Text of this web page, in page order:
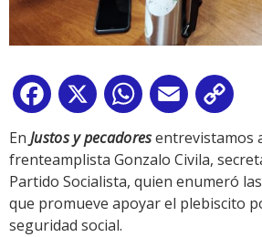
Facebook
X WhatsApp
Email
En Justos y pecadoresentrevistamos
frenteamplista Gonzalo Civila,
Partido Socialista, quien enumeró
que promueve apoyar el plebiscito
seguridad social.